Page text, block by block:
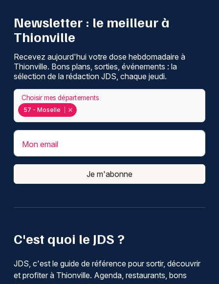
C'est quoi le JDS ?
JDS, c'est le guide de référence pour sortir, découvrir
et profiter à Thionville. Agenda, restaurants, bons
Newsletter : le meilleur à
Thionville
Recevez aujourd'hui votre dose hebdomadaire à
Thionville. Bons plans, sorties, événements : la
sélection de la rédaction JDS, chaque jeudi.
57 - Moselle
Choisir mes départements
Mon email
Je m'abonne